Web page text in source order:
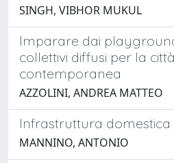
SINGH, VIBHOR MUKUL
Imparare dai
collettivi diffusi per la città
contemporanea
AZZOLINI, ANDREA MATTEO
Infrastruttura domestica
MANNINO, ANTONIO